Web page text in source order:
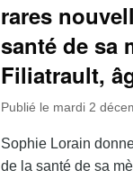
rares
santé de sa
Filiatrault,
Publié le mardi 2
Sophie Lorain
de la santé de sa